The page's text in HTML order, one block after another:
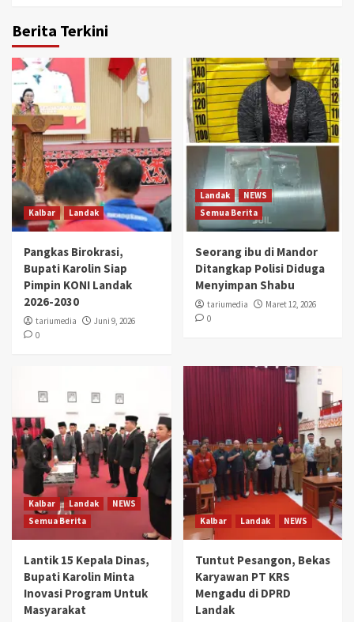
Berita Terkini
Kalbar Landak
Pangkas Birokrasi,
Bupati Karolin Siap
Pimpin KONI Landak
2026-2030
tariumedia
Juni 9, 2026
0
Landak
NEWS
Semua Berita
Seorang ibu di Mandor
Ditangkap Polisi Diduga
Menyimpan Shabu
tariumedia
Maret 12, 2026
0
Kalbar Landak
NEWS
Semua Berita
Lantik 15 Kepala Dinas,
Bupati Karolin Minta
Inovasi Program Untuk
Masyarakat
Kalbar Landak NEWS
Tuntut Pesangon, Bekas
Karyawan PT KRS
Mengadu di DPRD
Landak